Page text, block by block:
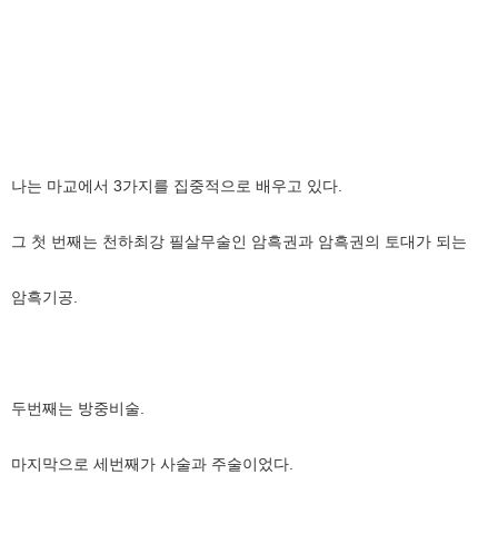
나는 마교에서 3가지를 집중적으로 배우고 있다.
그 첫 번째는 천하최강 필살무술인 암흑권과 암흑권의 토대가 되는
암흑기공.
두번째는 방중비술.
마지막으로 세번째가 사술과 주술이었다.